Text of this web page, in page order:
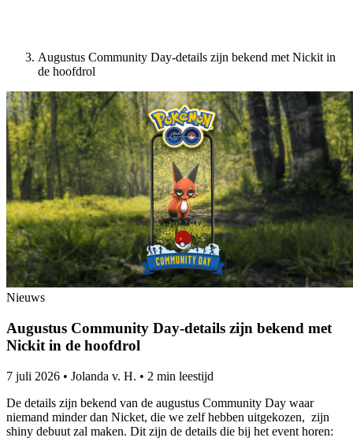
Augustus Community Day-details zijn bekend met Nickit in
de hoofdrol
Nieuws
Augustus Community Day-details zijn bekend met
Nickit in de hoofdrol
7 juli 2026 • Jolanda v. H. • 2 min leestijd
De details zijn bekend van de augustus Community Day waar
niemand minder dan Nicket, die we zelf hebben uitgekozen, zijn
shiny debuut zal maken. Dit zijn de details die bij het event horen: